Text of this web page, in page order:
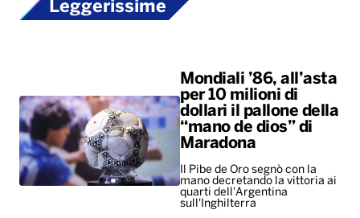
Leggerissime
Mondiali ’86, all’asta
per 10 milioni di
dollari il pallone della
“mano de dios” di
Maradona
Il Pibe de Oro segnò con la
mano decretando la vittoria ai
quarti dell'Argentina
sull'Inghilterra